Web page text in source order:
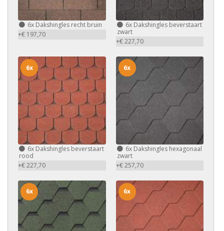
6x Dakshingles recht bruin
+€ 197,70
6xDakshingles beverstaart
zwart
+€ 227,70
6x Dakshingles beverstaart
rood
+€ 227,70
6x
6xDakshingles hexagonaal
zwart
+€ 257,70
6x
6x 6x